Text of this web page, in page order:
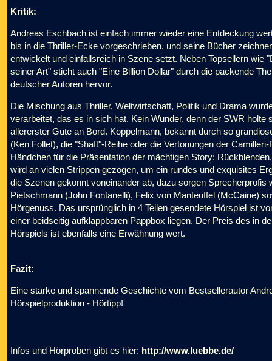
Kritik:
Andreas Eschbach ist einfach immer wieder eine Entdeckung
bis in die Thriller-Ecke vorgeschrieben, und seine Bücher
entwickelt und einfallsreich in Szene setzt. Neben Topsellern wie
seiner Art" sticht auch "Eine Billion Dollar" durch die packende
deutscher Autoren hervor.
Die Mischung aus Thriller, Weltwirtschaft, Politik und Drama
verarbeitet, das es in sich hat. Kein Wunder, denn der SWR
allererster Güte an Bord. Koppelmann, bekannt durch so
(Ken Follet), die "Shaft"-Reihe oder die Vertonungen der
Händchen für die Präsentation der mächtigen Story:
wird an vielen Strippen gezogen, um ein rundes und exquisites
die Szenen gekonnt voneinander ab, dazu sorgen
Pietschmann (John Fontanelli), Felix von Manteuffel (McCaine)
Hörgenuss. Das ursprünglich in 4 Teilen gesendete Hörspiel ist
einer beidseitig aufklappbaren Pappbox liegen. Der Preis des in
Hörspiels ist ebenfalls eine Erwähnung wert.
Fazit:
Eine starke und spannende Geschichte vom Bestsellerautor
Hörspielproduktion - Hörtipp!
Infos und Hörproben gibt es hier: http://www.luebbe.de/